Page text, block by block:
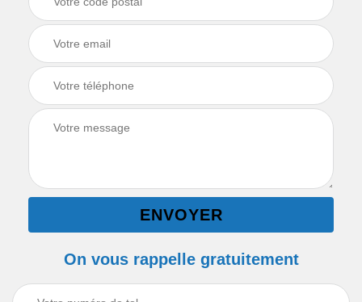
On vous rappelle gratuitement